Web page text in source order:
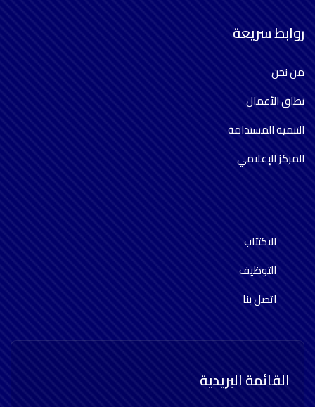
روابط سريعة
من نحن
نطاق الأعمال
التنمية المستدامة
المركز الإعلامي
الاكتتاب
التوظيف
اتصل بنا
القائمة البريدية